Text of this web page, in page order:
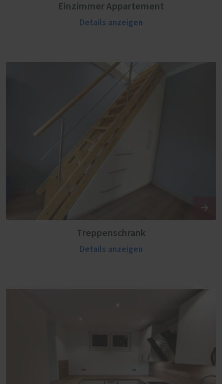
Einzimmer Appartement
Details anzeigen
Treppenschrank
Details anzeigen